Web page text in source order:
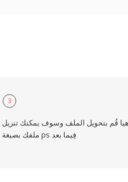
3
هيا قُم بتحويل الملف وسوف يمكنك تنزيل
ملفك بصيغة ps فِيما بعد